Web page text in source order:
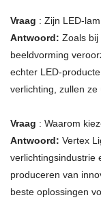
Vraag : Zijn LED-
Antwoord: Zoals bij
beeldvorming
echter LED-
verlichting, zullen ze
Vraag : Waarom
Antwoord: Vertex
verlichtingsindustrie
produceren van
beste oplossingen